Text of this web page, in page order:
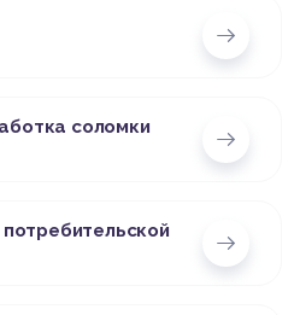
соломки
потребительской